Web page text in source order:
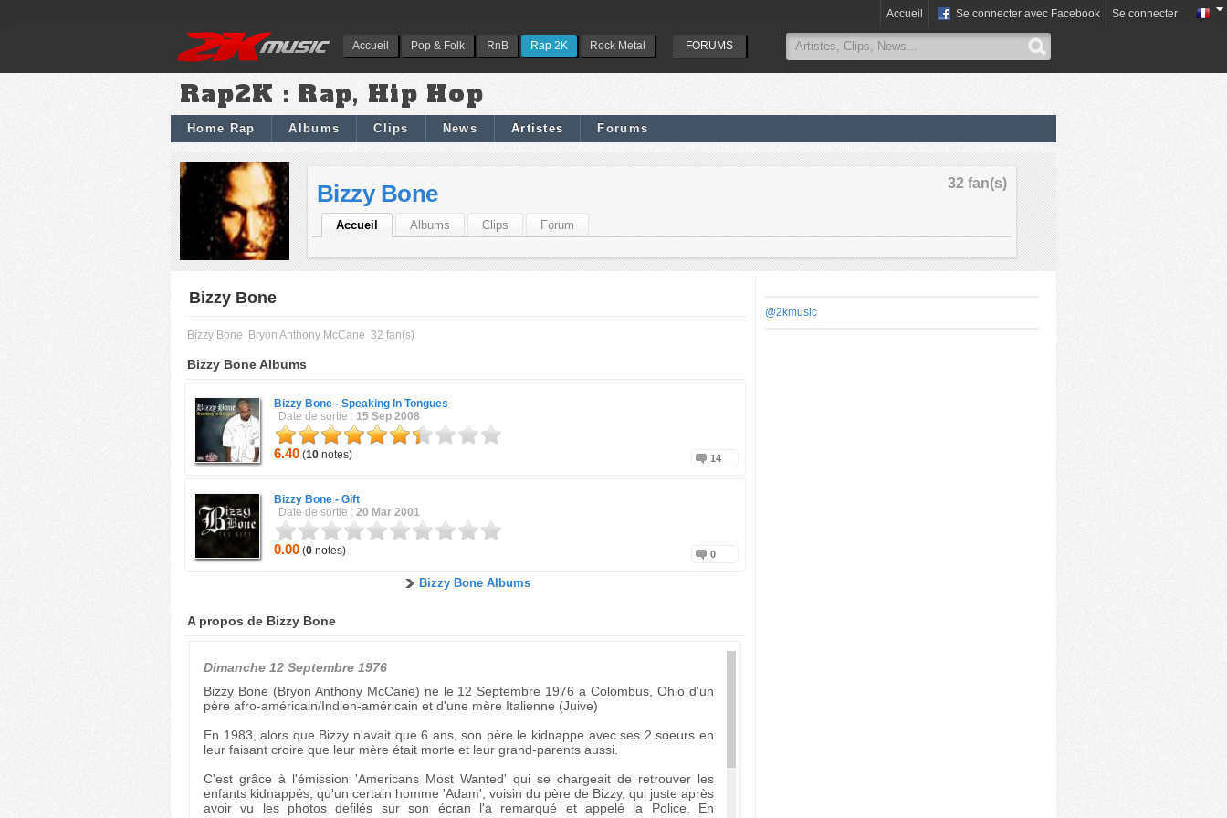
Accueil Pop & Folk RnB Rap 2K Rock Metal FORUMS
Accueil Se connecter avec Facebook Se connecter
Rap2K : Rap, Hip Hop
Home Rap Albums Clips News Artistes Forums
32 fan(s)
Bizzy Bone
Accueil Albums Clips Forum
Bizzy Bone
Bizzy Bone Bryon Anthony McCane 32 fan(s)
Bizzy Bone Albums
Bizzy Bone - Speaking In Tongues
Date de sortie : 15 Sep 2008
6.40 (10 notes) 14
Bizzy Bone - Gift
Date de sortie : 20 Mar 2001
0.00 (0 notes) 0
Bizzy Bone Albums
A propos de Bizzy Bone
Dimanche 12 Septembre 1976
Bizzy Bone (Bryon Anthony McCane) ne le 12 Septembre 1976 a Colombus, Ohio d'un
père afro-américain/Indien-américain et d'une mère Italienne (Juive)
En 1983, alors que Bizzy n'avait que 6 ans, son père le kidnappe avec ses 2 soeurs en
leur faisant croire que leur mère était morte et leur grand-parents aussi.
C'est grâce à l'émission 'Americans Most Wanted' qui se chargeait de retrouver les
enfants kidnappés, qu'un certain homme 'Adam', voisin du père de Bizzy, qui juste après
avoir vu les photos defilés sur son écran l'a remarqué et appelé la Police. En
@2kmusic